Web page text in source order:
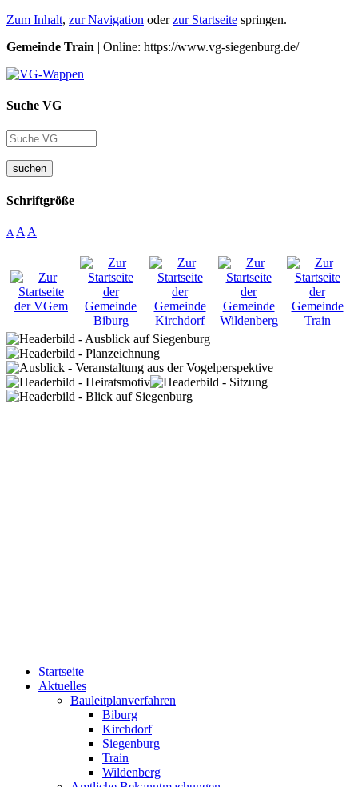
Zum Inhalt, zur Navigation oderzur Startseite springen.
Gemeinde Train | Online: https://www.vg-siegenburg.de/
Suche VG
suchen
Schriftgröße
A A A
Startseite
Aktuelles
Bauleitplanverfahren
Biburg
Kirchdorf
Siegenburg
Train
Wildenberg